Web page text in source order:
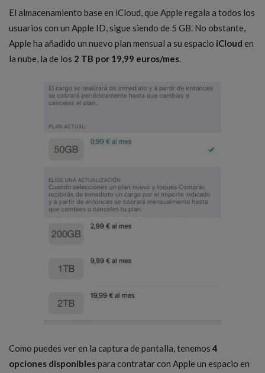
El almacenamiento base en iCloud, que Apple regala a todos los
usuarios con un Apple ID, sigue siendo de 5 GB. No obstante,
Apple ha añadido un nuevo plan mensual a su espacio iCloud en
la nube, la de los 2 TB por 19,99 euros/mes.
Como puedes ver en la captura de pantalla, tenemos 4
opciones disponiblespara contratar con Apple un espacio en